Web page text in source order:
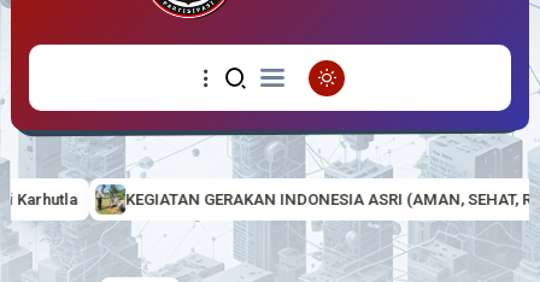
INDONESIA ASRI (AMAN, SEHAT, RESIK DAN INDAH) DI